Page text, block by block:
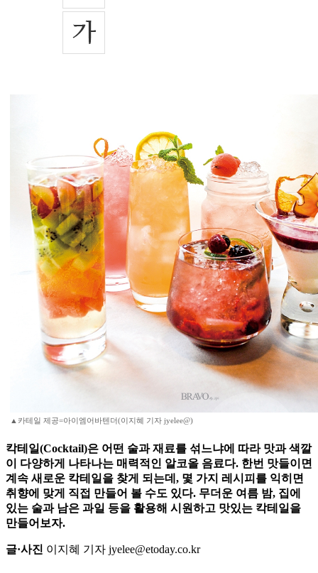
▲카테일 제공=아이엠어바텐더(이지혜 기자 jyelee@)
칵테일(Cocktail)은 어떤 술과 재료를 섞느냐에 따라 맛과 색깔
이 다양하게 나타나는 매력적인 알코올 음료다. 한번 맛들이면
계속 새로운 칵테일을 찾게 되는데, 몇 가지 레시피를 익히면
취향에 맞게 직접 만들어 볼 수도 있다. 무더운 여름 밤, 집에
있는 술과 남은 과일 등을 활용해 시원하고 맛있는 칵테일을
만들어보자.
글·사진 이지혜 기자 jyelee@etoday.co.kr